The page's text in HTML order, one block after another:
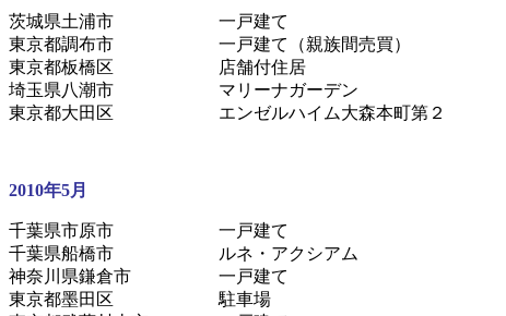
茨城県土浦市 一戸建て
東京都調布市 一戸建て（親族間売買）
東京都板橋区 店舗付住居
埼玉県八潮市 マリーナガーデン
東京都大田区 エンゼルハイム大森本町第２
2010年5月
千葉県市原市 一戸建て
千葉県船橋市 ルネ・アクシアム
神奈川県鎌倉市 一戸建て
東京都墨田区 駐車場